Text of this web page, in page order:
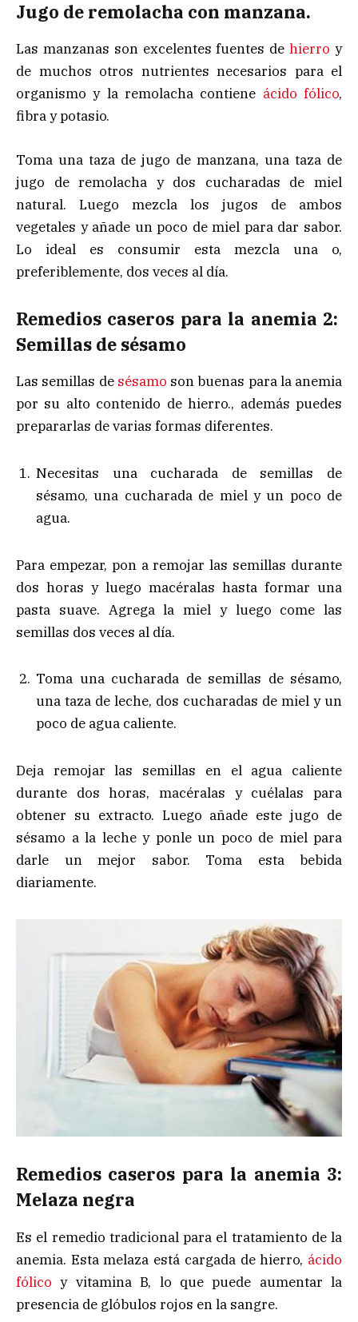
Jugo de remolacha con manzana.
Las manzanas son excelentes fuentes dehierroy
de muchos otros nutrientes necesarios para el
organismo y la remolacha contiene ácido fólico,
fibra y potasio.
Toma una taza de jugo de manzana, una taza de
jugo de remolacha y dos cucharadas de miel
natural. Luego mezcla los jugos de ambos
vegetales y añade un poco de miel para dar sabor.
Lo ideal es consumir esta mezcla una o,
preferiblemente, dos veces al día.
Remedios caseros para la anemia 2:
Semillas de sésamo
Las semillas desésamo son buenas para la anemia
por su alto contenido de hierro., además puedes
prepararlas de varias formas diferentes.
Necesitas una cucharada de semillas de
sésamo, una cucharada de miel y un poco de
agua.
Para empezar, pon a remojar las semillas durante
dos horas y luego macéralas hasta formar una
pasta suave. Agrega la miel y luego come las
semillas dos veces al día.
Toma una cucharada de semillas de sésamo,
una taza de leche, dos cucharadas de miel y un
poco de agua caliente.
Deja remojar las semillas en el agua caliente
durante dos horas, macéralas y cuélalas para
obtener su extracto. Luego añade este jugo de
sésamo a la leche y ponle un poco de miel para
darle un mejor sabor. Toma esta bebida
diariamente.
Remedios caseros para la anemia 3:
Melaza negra
Es el remedio tradicional para el tratamiento de la
anemia. Esta melaza está cargada de hierro, ácido
fólico y vitamina B, lo que puede aumentar la
presencia de glóbulos rojos en la sangre.